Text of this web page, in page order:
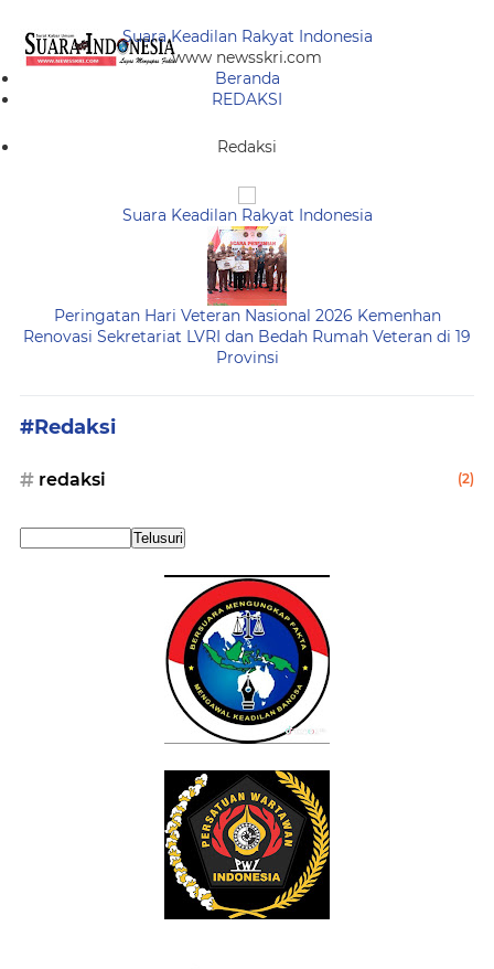
Suara Keadilan Rakyat Indonesia
www newsskri.com
Beranda
REDAKSI
Redaksi
Suara Keadilan Rakyat Indonesia
Peringatan Hari Veteran Nasional 2026 Kemenhan
Renovasi Sekretariat LVRI dan Bedah Rumah Veteran di 19
Provinsi
#Redaksi
redaksi (2)